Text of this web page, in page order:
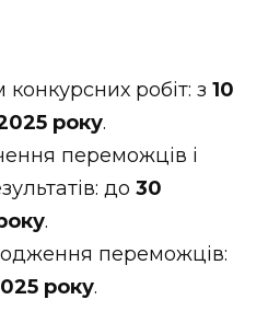
робіт: з 10
року.
переможців і
до 30
.
переможців:
року.